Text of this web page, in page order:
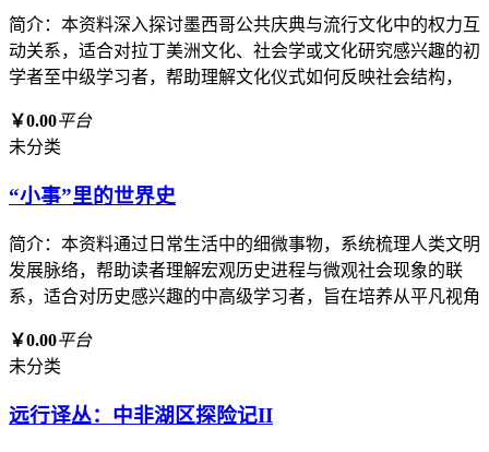
简介：本资料深入探讨墨西哥公共庆典与流行文化中的权力互
动关系，适合对拉丁美洲文化、社会学或文化研究感兴趣的初
学者至中级学习者，帮助理解文化仪式如何反映社会结构，
￥0.00平台
未分类
“小事”里的世界史
简介：本资料通过日常生活中的细微事物，系统梳理人类文明
发展脉络，帮助读者理解宏观历史进程与微观社会现象的联
系，适合对历史感兴趣的中高级学习者，旨在培养从平凡视角
￥0.00平台
未分类
远行译丛：中非湖区探险记II